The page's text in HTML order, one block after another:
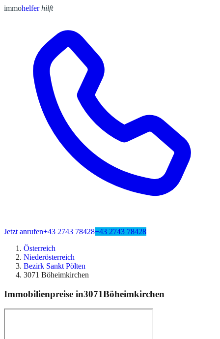
immohelfer hilft
Jetzt anrufen+43 2743 78428+43 2743 78428
Österreich
Niederösterreich
Bezirk Sankt Pölten
3071 Böheimkirchen
Immobilienpreise in3071Böheimkirchen